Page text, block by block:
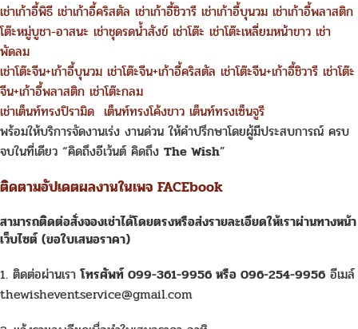
เช่าเก้าอี้พิธี เช่าเก้าอี้คริสตัล เช่าเก้าอี้ชิวารี เช่าเก้าอี้บุนวม เช่าเก้าอี้พลาสติก
โต๊ะหมู่บูชา-อาสนะ เช่าชุดรดน้ำสังข์ เช่าโต๊ะ เช่าโต๊ะเหลี่ยมหน้าขาว เช่า
พัดลม
เช่าโต๊ะจีน+เก้าอี้บุนวม เช่าโต๊ะจีน+เก้าอี้คริสตัล เช่าโต๊ะจีน+เก้าอี้ชิวารี เช่าโต๊ะ
จีน+เก้าอี้พลาสติก เช่าโต๊ะกลม
เช่าเต็นท์ทรงปิรามิด เต็นท์ทรงโค้งขาว เต็นท์ทรงเซ็นจูรี
พร้อมให้บริการจัดงานเร่ง งานด่วน ให้คำปรึกษาโดยผู้มีประสบการณ์ ครบ
จบในที่เดียว “คิดถึงอีเว้นต์ คิดถึง The Wish”
ติดตามอัปเดตผลงานในเพจ FACEbook
สามารถติดต่อสั่งจองเช่าได้โดยตรงหรือส่งรายละเอียดให้เราผ่านทางหน้า
เว็บไซต์ (ขอใบเสนอราคา)
1. ติดต่อผ่านเราโทรศัพท์ 099-361-9956 หรือ 096-254-9956 อีเมล์
thewisheventservice@gmail.com